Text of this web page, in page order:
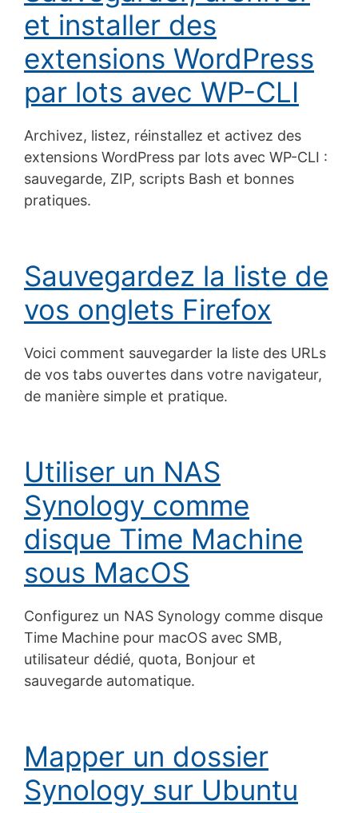
et installer des
extensions WordPress
par lots avec WP-CLI
Archivez, listez, réinstallez et activez des
extensions WordPress par lots avec WP-CLI :
sauvegarde, ZIP, scripts Bash et bonnes
pratiques.
Sauvegardez la liste de
vos onglets Firefox
Voici comment sauvegarder la liste des URLs
de vos tabs ouvertes dans votre navigateur,
de manière simple et pratique.
Utiliser un NAS
Synology comme
disque Time Machine
sous MacOS
Configurez un NAS Synology comme disque
Time Machine pour macOS avec SMB,
utilisateur dédié, quota, Bonjour et
sauvegarde automatique.
Mapper un dossier
Synology sur Ubuntu